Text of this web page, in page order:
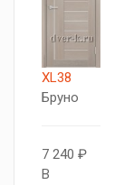
XL38
Бруно
7 240 ₽
В